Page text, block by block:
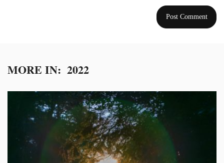
MORE IN: 2022